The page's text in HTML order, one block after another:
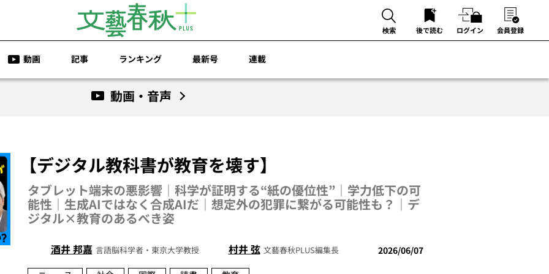
検索 後で読む ログイン 会員登録
動画 記事 ランキング 最新号 連載
動画・音声
【デジタル教科書が教育を壊す】
タブレット端末の悪影響｜科学が証明する“紙の優位性”｜学力低下の可
能性｜生成AIではなく合成AIだ｜想定外の犯罪に繋がる可能性も？｜デ
ジタル×教育のあるべき姿
酒井 邦嘉 言語脳科学者・東京大学教授 村井 弦 文藝春秋PLUS編集長
2026/06/07